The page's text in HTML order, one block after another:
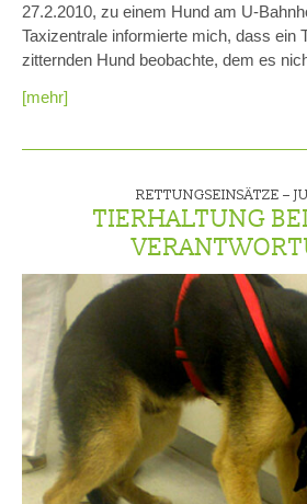
27.2.2010, zu einem Hund am U-
Taxizentrale informierte mich, dass ein
zitternden Hund beobachte, dem es
[mehr]
RETTUNGSEINSÄTZE –
TIERHALTUNG